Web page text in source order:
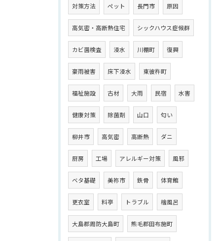
対策方法 ペット 長門市 原因
高気密・高断熱住宅 シックハウス症候群
カビ菌検査 浸水 川棚町 復興
豪雨被害 床下浸水 東彼杵町
福祉施設 古材 大雨 民宿 水害
健康対策 除菌剤 山口 匂い
柳井市 高気密 高断熱 ダニ
厨房 工場 アレルギー対策 風邪
ベタ基礎 美祢市 鉄骨 体育館
更衣室 料亭 トラブル 檜風呂
大島郡周防大島町 熊毛郡田布施町